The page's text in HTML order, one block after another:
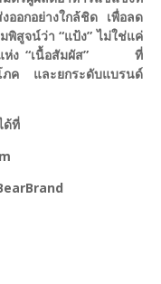
ออกอย่างใกล้ชิด เพื่อลด
พิสูจน์ว่า “แป้ง” ไม่ใช่แค่
ะแห่ง “เนื้อสัมผัส” ที่
ภค และยกระดับแบรนด์
ด้ที่